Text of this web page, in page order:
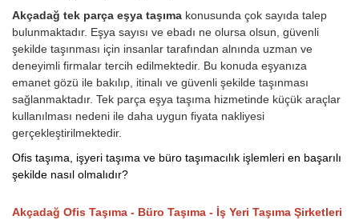
Akçadağ tek parça eşya taşıma konusunda çok sayıda talep
bulunmaktadır. Eşya sayısı ve ebadı ne olursa olsun, güvenli
şekilde taşınması için insanlar tarafından alnında uzman ve
deneyimli firmalar tercih edilmektedir. Bu konuda eşyanıza
emanet gözü ile bakılıp, itinalı ve güvenli şekilde taşınması
sağlanmaktadır. Tek parça eşya taşıma hizmetinde küçük araçlar
kullanılması nedeni ile daha uygun fiyata nakliyesi
gerçekleştirilmektedir.
Ofis taşıma, işyeri taşıma ve büro taşımacılık işlemleri en başarılı
şekilde nasıl olmalıdır?
Akçadağ Ofis Taşıma - Büro Taşıma - İş Yeri Taşıma Şirketleri